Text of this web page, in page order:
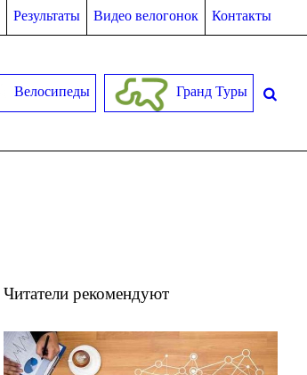
Результаты Видео велогонок Контакты
Велосипеды Гранд Туры
Читатели рекомендуют